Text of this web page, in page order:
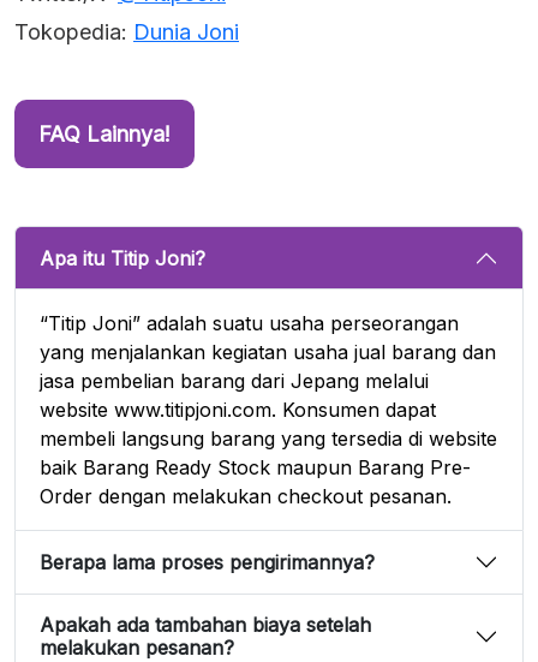
Tokopedia: Dunia Joni
FAQ Lainnya!
Apa itu Titip Joni?
“Titip Joni” adalah suatu usaha perseorangan
yang menjalankan kegiatan usaha jual barang dan
jasa pembelian barang dari Jepang melalui
website www.titipjoni.com. Konsumen dapat
membeli langsung barang yang tersedia di website
baik Barang Ready Stock maupun Barang Pre-
Order dengan melakukan checkout pesanan.
Berapa lama proses pengirimannya?
Apakah ada tambahan biaya setelah
melakukan pesanan?